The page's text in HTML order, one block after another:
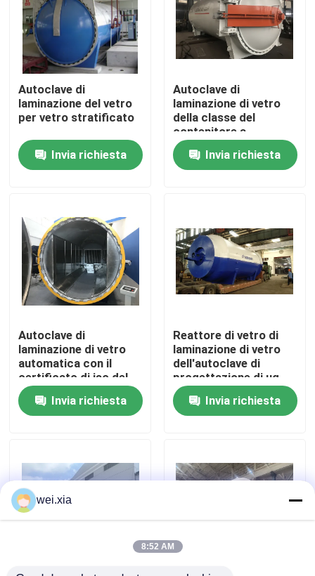
Casa.
Video
Su di noi
Visita alla fabbrica
Controllo della qualità
Notizie
Casi
Autoclave di
laminazione del vetro
per vetro stratificato
Invia richiesta
Autoclave di
laminazione di vetro
della classe del
contenitore a
pressione A2 con il
monitoraggio di dati in
tempo reale
Invia richiesta
Autoclave di
laminazione di vetro
automatica con il
certificato di iso del
bollo di ASME U o il
certificato del CE
Invia richiesta
Reattore di vetro di
laminazione di vetro
dell'autoclave di
progettazione di ug
3D, analisi
agli'elementi finiti di
ANSYS
Invia richiesta
wei.xia
8:52 AM